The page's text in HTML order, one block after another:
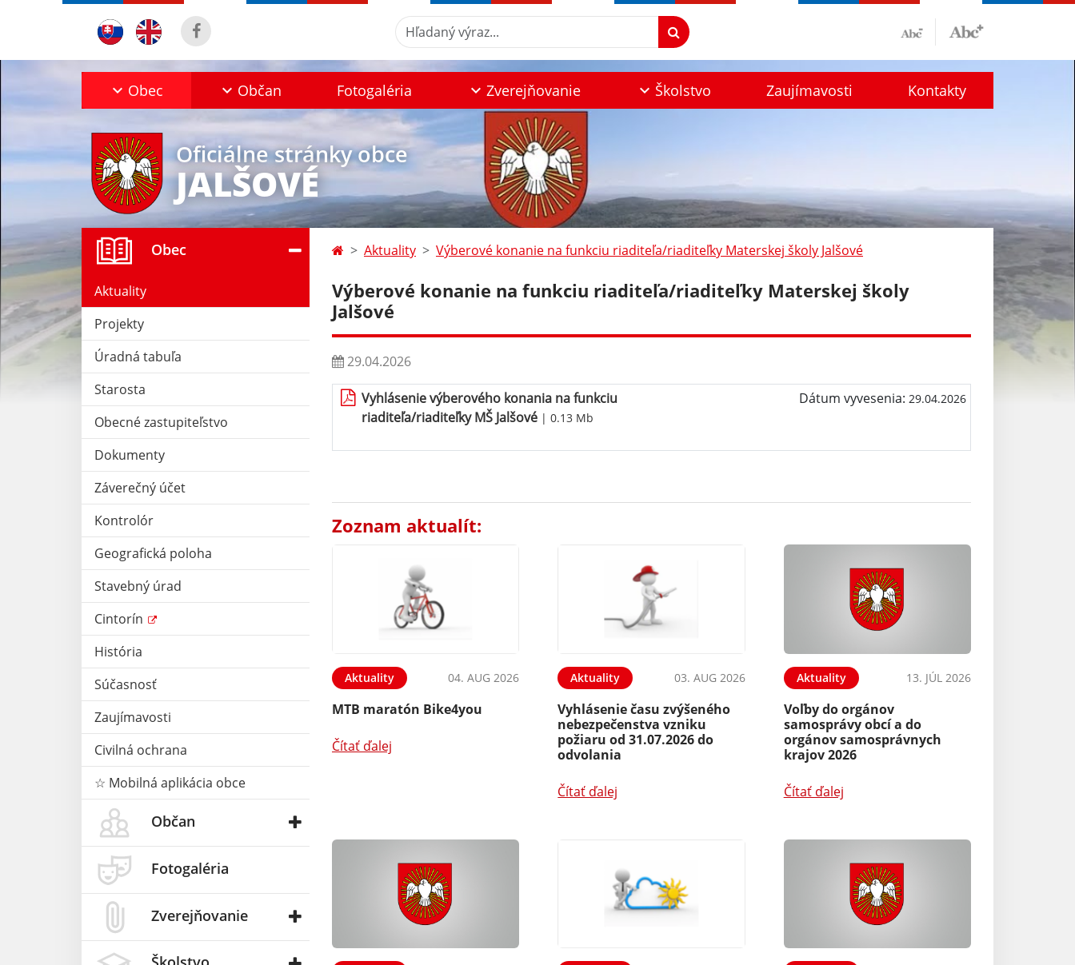
Hľadaný výraz...
Obec Občan Fotogaléria Zverejňovanie Školstvo Zaujímavosti Kontakty
Oficiálne stránky obce
JALŠOVÉ
Obec
Aktuality
Projekty
Úradná tabuľa
Starosta
Obecné zastupiteľstvo
Dokumenty
Záverečný účet
Kontrolór
Geografická poloha
Stavebný úrad
Cintorín
História
Súčasnosť
Zaujímavosti
Civilná ochrana
☆ Mobilná aplikácia obce
Občan
Fotogaléria
Zverejňovanie
Aktuality Výberové konanie na funkciu riaditeľa/riaditeľky Materskej školy Jalšové
Výberové konanie na funkciu riaditeľa/riaditeľky Materskej školy
Jalšové
29.04.2026
Vyhlásenie výberového konania na funkciu
riaditeľa/riaditeľky MŠ Jalšové | 0.13 Mb
Dátum vyvesenia: 29.04.2026
Zoznam aktualít:
Aktuality 04. AUG 2026
MTB maratón Bike4you
Čítať ďalej
Aktuality 03. AUG 2026
Vyhlásenie času zvýšeného
nebezpečenstva vzniku
požiaru od 31.07.2026 do
odvolania
Čítať ďalej
Aktuality 13. JÚL 2026
Voľby do orgánov
samosprávy obcí a do
orgánov samosprávnych
krajov 2026
Čítať ďalej